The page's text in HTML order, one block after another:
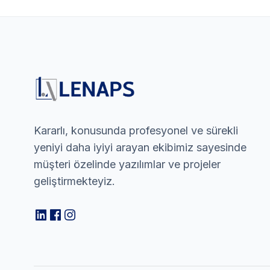
Kararlı, konusunda profesyonel ve sürekli
yeniyi daha iyiyi arayan ekibimiz sayesinde
müşteri özelinde yazılımlar ve projeler
geliştirmekteyiz.